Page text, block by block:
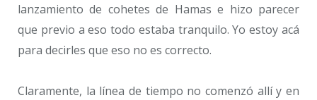
lanzamiento de cohetes de Hamas e hizo parecer
que previo a eso todo estaba tranquilo. Yo estoy acá
para decirles que eso no es correcto.
Claramente, la línea de tiempo no comenzó allí y en